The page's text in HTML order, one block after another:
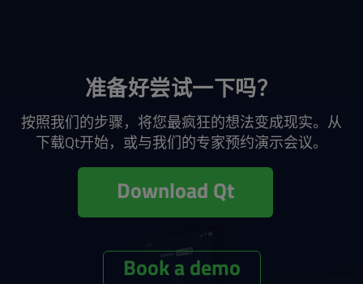
准备好尝试一下吗？
按照我们的步骤，将您最疯狂的想法变成现实。从
下载Qt开始，或与我们的专家预约演示会议。
Download Qt
Book a demo